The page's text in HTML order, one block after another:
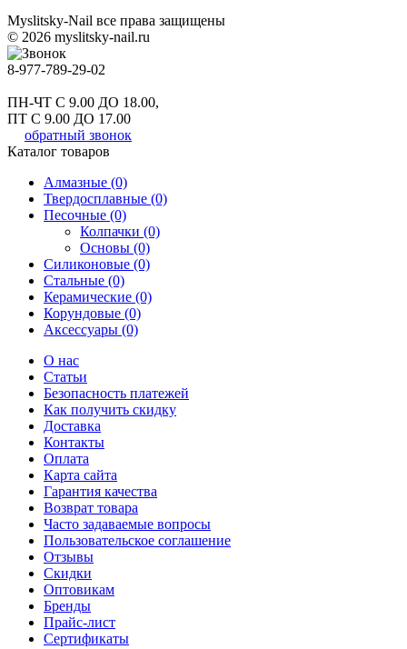
Myslitsky-Nail все права защищены
© 2026 myslitsky-nail.ru
8-977-789-29-02
ПН-ЧТ С 9.00 ДО 18.00,
ПТ С 9.00 ДО 17.00
обратный звонок
Каталог товаров
Алмазные (0)
Твердосплавные (0)
Песочные (0)
Колпачки (0)
Основы (0)
Силиконовые (0)
Стальные (0)
Керамические (0)
Корундовые (0)
Аксессуары (0)
О нас
Статьи
Безопасность платежей
Как получить скидку
Доставка
Контакты
Оплата
Карта сайта
Гарантия качества
Возврат товара
Часто задаваемые вопросы
Пользовательское соглашение
Отзывы
Скидки
Оптовикам
Бренды
Прайс-лист
Сертификаты